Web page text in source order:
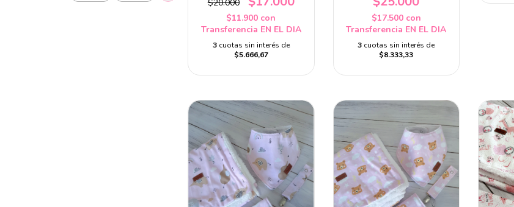
$20.000
$11.900 con
Transferencia EN EL DIA
3 cuotas sin interés de
$5.666,67
$17.500 con
Transferencia EN EL DIA
3 cuotas sin interés de
$8.333,33